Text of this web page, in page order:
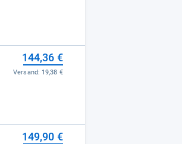
144,36 €
Versand: 19,38 €
149,90 €